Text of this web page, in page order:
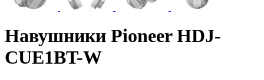
Навушники Pioneer HDJ-
CUE1BT-W